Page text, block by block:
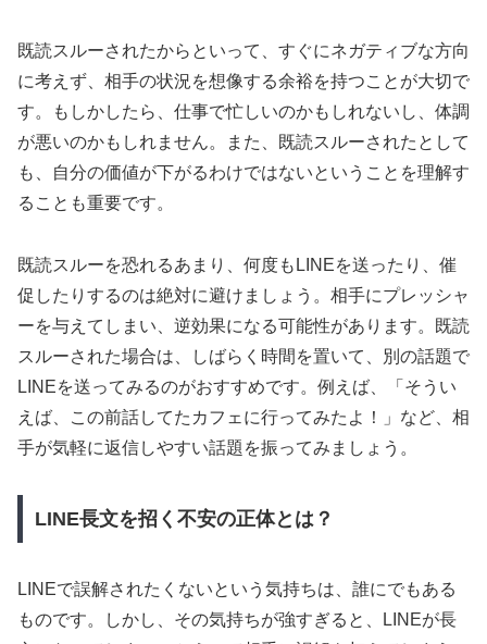
既読スルーされたからといって、すぐにネガティブな方向
に考えず、相手の状況を想像する余裕を持つことが大切で
す。もしかしたら、仕事で忙しいのかもしれないし、体調
が悪いのかもしれません。また、既読スルーされたとして
も、自分の価値が下がるわけではないということを理解す
ることも重要です。
既読スルーを恐れるあまり、何度もLINEを送ったり、催
促したりするのは絶対に避けましょう。相手にプレッシャ
ーを与えてしまい、逆効果になる可能性があります。既読
スルーされた場合は、しばらく時間を置いて、別の話題で
LINEを送ってみるのがおすすめです。例えば、「そうい
えば、この前話してたカフェに行ってみたよ！」など、相
手が気軽に返信しやすい話題を振ってみましょう。
LINE長文を招く不安の正体とは？
LINEで誤解されたくないという気持ちは、誰にでもある
ものです。しかし、その気持ちが強すぎると、LINEが長